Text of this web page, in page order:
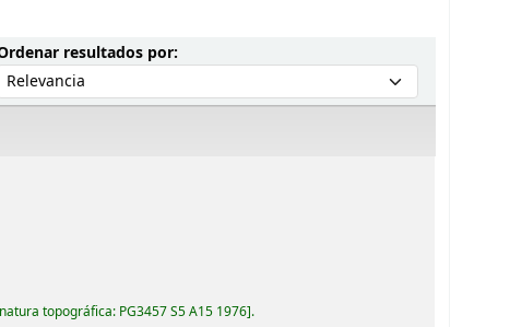
resultados por:Ordenar por:
topográfica: PG3457 S5 A15 1976 .